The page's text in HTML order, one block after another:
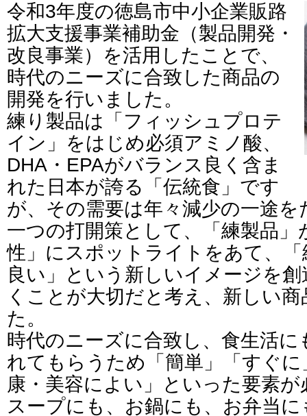
令和3年度の徳島市中小企業販路
拡大支援事業補助金（製品開発・
改良事業）を活用したことで、
時代のニーズに合致した商品の
開発を行いました。
練り製品は「フィッシュプロテ
イン」をはじめ必須アミノ酸、
DHA・EPAがバランス良く含ま
れた日本が誇る「伝統食」です
が、その需要は年々減少の一途
一つの打開策として、「練製品」
性」にスポットライトをあて、
良い」という新しいイメージを
くことが大切だと考え、新しい
た。
時代のニーズに合致し、食生活
れてもらうため「簡単」「すぐ
康・美容によい」といった要素
スープにも、お鍋にも、お弁当